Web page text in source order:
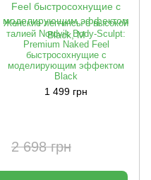
Женские леггинсы с высокой
талией Nordvik Body-Sculpt:
Premium Naked Feel
быстросохнущие с
моделирующим эффектом
Black
1 499 грн
2 698 грн